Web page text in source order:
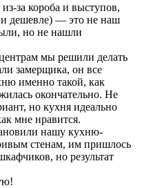
за короба и выступов,
и дешевле) — это не наш
но не нашли
мы решили делать
замерщика, он все
именно такой, как
окончательно. Не
но кухня идеально
мне нравится.
нашу кухню-
стенам, им пришлось
но результат